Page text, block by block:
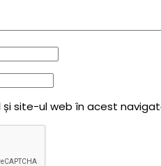
și site-ul web în acest